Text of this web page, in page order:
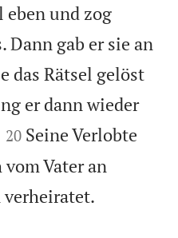
eben und zog
Dann gab er sie an
das Rätsel gelöst
er dann wieder


20 Seine Verlobte
Vater an
verheiratet.